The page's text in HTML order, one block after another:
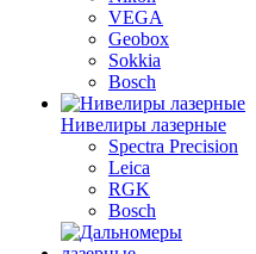
VEGA
Geobox
Sokkia
Bosch
Нивелиры лазерные
Spectra Precision
Leica
RGK
Bosch